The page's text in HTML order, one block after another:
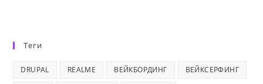
Теги
DRUPAL REALME ВЕЙКБОРДИНГ ВЕЙКСЕРФИНГ